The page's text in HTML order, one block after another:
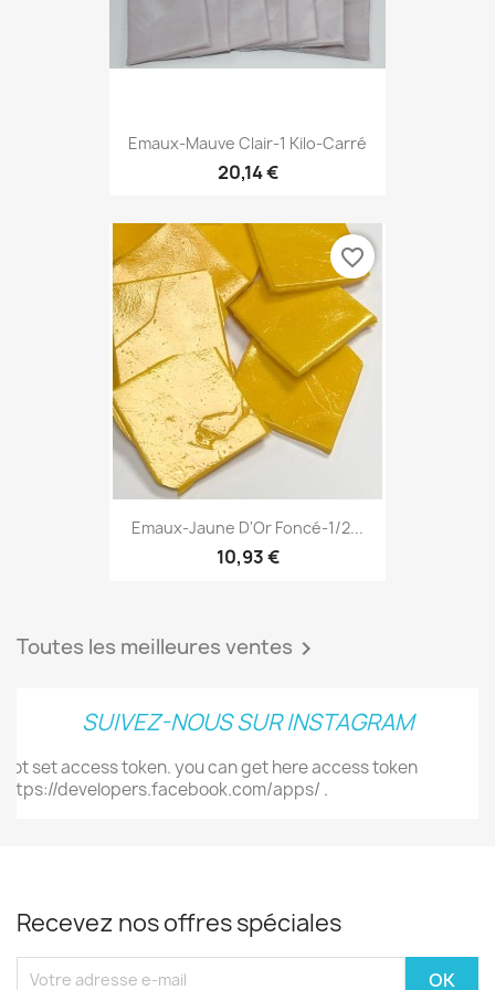
Emaux-Mauve Clair-1 Kilo-Carré
20,14 €
Emaux-Jaune D'Or Foncé-1/2...
10,93 €
favorite_border
Toutes les meilleures ventes 
SUIVEZ-NOUS SUR INSTAGRAM
Not set access token. you can get here access token
https://developers.facebook.com/apps/ .
Recevez nos offres spéciales